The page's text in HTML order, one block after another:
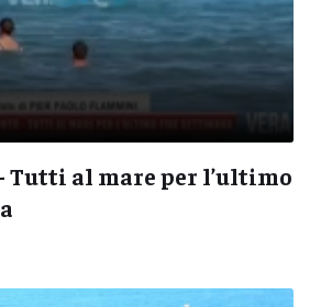
Tutti al mare per l’ultimo